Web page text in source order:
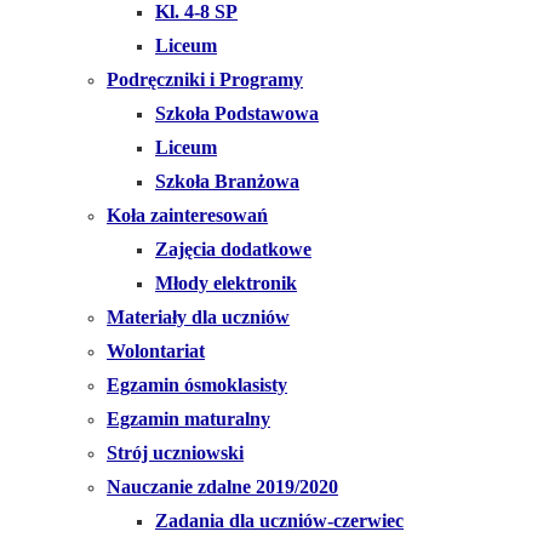
Kl. 4-8 SP
Liceum
Podręczniki i Programy
Szkoła Podstawowa
Liceum
Szkoła Branżowa
Koła zainteresowań
Zajęcia dodatkowe
Młody elektronik
Materiały dla uczniów
Wolontariat
Egzamin ósmoklasisty
Egzamin maturalny
Strój uczniowski
Nauczanie zdalne 2019/2020
Zadania dla uczniów-czerwiec